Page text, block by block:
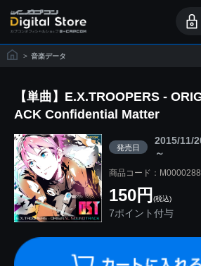
> 音楽データ
【単曲】E.X.TROOPERS -
ACK Confidential Matter
発売日
2015/11/
～
商品コード：
150円 (税込)
7ポイント付与